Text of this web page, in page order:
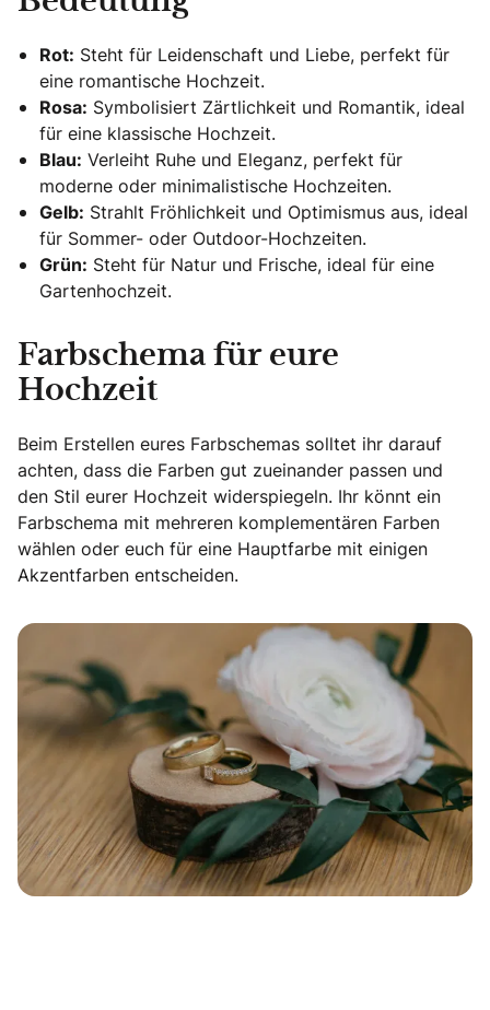
Rot: Steht für Leidenschaft und Liebe, perfekt für
eine romantische Hochzeit.
Rosa: Symbolisiert Zärtlichkeit und Romantik, ideal
für eine klassische Hochzeit.
Blau: Verleiht Ruhe und Eleganz, perfekt für
moderne oder minimalistische Hochzeiten.
Gelb: Strahlt Fröhlichkeit und Optimismus aus, ideal
für Sommer- oder Outdoor-Hochzeiten.
Grün: Steht für Natur und Frische, ideal für eine
Gartenhochzeit.
Farbschema für eure
Hochzeit
Beim Erstellen eures Farbschemas solltet ihr darauf
achten, dass die Farben gut zueinander passen und
den Stil eurer Hochzeit widerspiegeln. Ihr könnt ein
Farbschema mit mehreren komplementären Farben
wählen oder euch für eine Hauptfarbe mit einigen
Akzentfarben entscheiden.